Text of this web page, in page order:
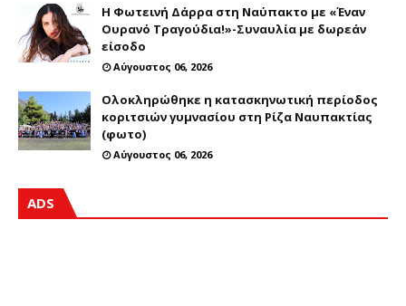
Η Φωτεινή Δάρρα στη Ναύπακτο με «Έναν
Ουρανό Τραγούδια!»-Συναυλία με δωρεάν
είσοδο
Αύγουστος 06, 2026
Ολοκληρώθηκε η κατασκηνωτική περίοδος
κοριτσιών γυμνασίου στη Ρίζα Ναυπακτίας
(φωτο)
Αύγουστος 06, 2026
ADS